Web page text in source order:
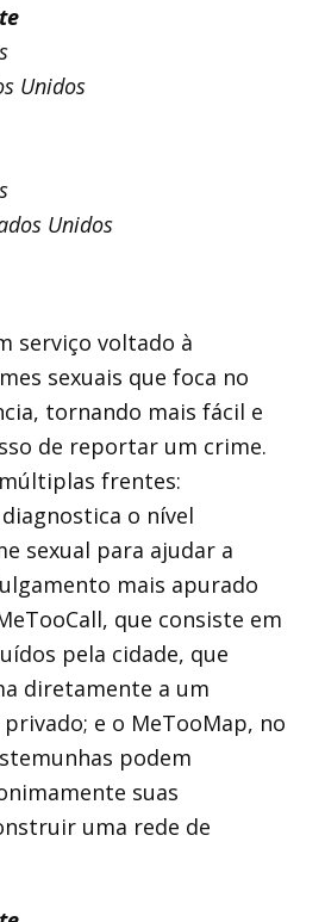
Unidos
Unidos
serviço voltado à
sexuais que foca no
tornando mais fácil e
de reportar um crime.
frentes:
o nível
sexual para ajudar a
mais apurado
que consiste em
pela cidade, que
diretamente a um
e o MeTooMap, no
podem
suas
uma rede de